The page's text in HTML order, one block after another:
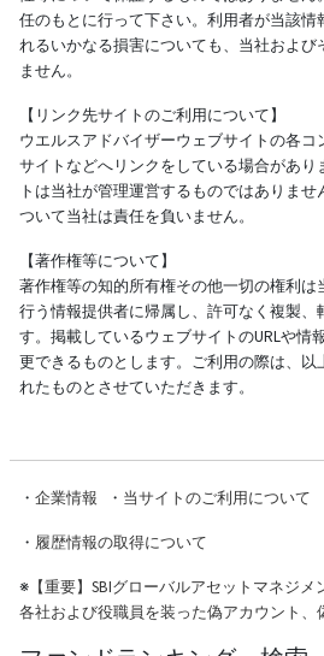
任のもとに行って下さい。利用者が当該情
れるいかなる損害についても、当社およ
ません。
【リンク先サイトのご利用について】
ウエルスアドバイザーウェブサイトの各
サイトなどへリンクをしている場合があり
トは当社が管理運営するものではありま
ついて当社は責任を負いません。
【著作権等について】
著作権等の知的所有権その他一切の権利
行う情報提供者に帰属し、許可なく複製、
す。掲載しているウェブサイトのURLや情
更できるものとします。ご利用の際は、以
れたものとさせていただきます。
・ 企業情報 ・ 当サイトのご利用について
・ 履歴情報の取得について
※【重要】SBIグローバルアセットマネジメ
各社および役職員を装った偽アカウント、